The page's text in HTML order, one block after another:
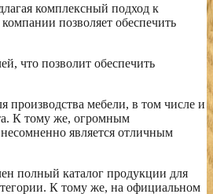
комплексный подход к
позволяет обеспечить
что позволит обеспечить
производства мебели, в том числе и
К тому же, огромным
является отличным
полный каталог продукции для
К тому же, на официальном